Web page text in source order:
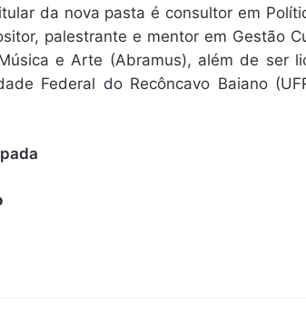
da nova pasta é consultor em
palestrante e mentor em Gestão
e Arte (Abramus), além de ser
Federal do Recôncavo Baiano